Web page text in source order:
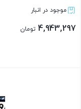
موجود در انبار
4,943,297 تومان